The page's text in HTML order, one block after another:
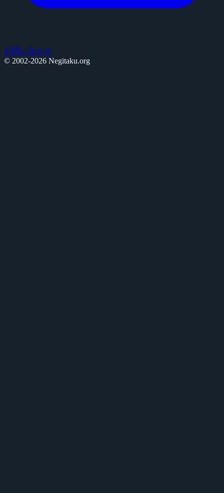
お問い合わせ
© 2002-2026 Negitaku.org